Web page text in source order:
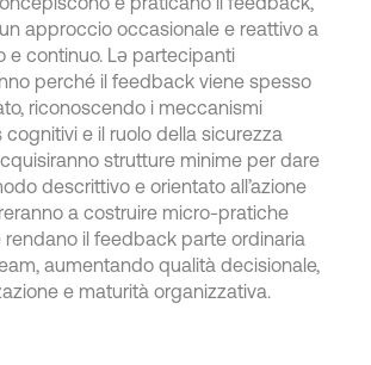
approccio occasionale e reattivo a
e continuo. Lə partecipanti
perché il feedback viene spesso
riconoscendo i meccanismi
cognitivi e il ruolo della sicurezza
strutture minime per dare
descrittivo e orientato all’azione
a costruire micro-pratiche
rendano il feedback parte ordinaria
aumentando qualità decisionale,
e maturità organizzativa.